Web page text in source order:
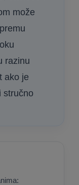
može
razinu
ako je
stručno